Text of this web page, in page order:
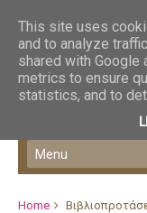
Home
This site uses
and to analyze
shared with Google
metrics to ensure
statistics, and to